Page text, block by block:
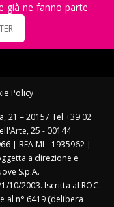
già ne fanno parte
Policy
21 – 20157 Tel +39 02
25 - 00144
| REA MI - 1935962 |
a direzione e
S.p.A.
10/2003. Iscritta al ROC
al n° 6419 (delibera